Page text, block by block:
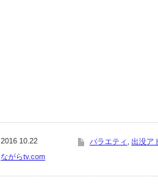
2016 10.22
ながらtv.com
バラエティ 出没ア